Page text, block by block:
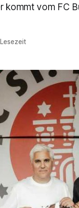
kommt vom FC